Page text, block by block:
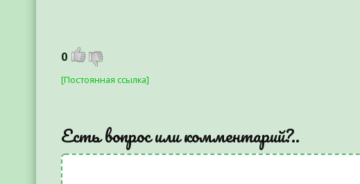
0
[Постоянная ссылка]
Есть вопрос или комментарий?..